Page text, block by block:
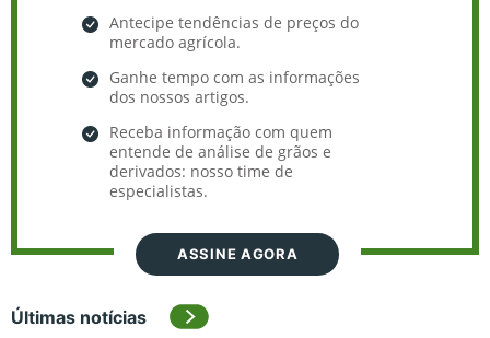
Antecipe tendências de preços do
mercado agrícola.
Ganhe tempo com as informações
dos nossos artigos.
Receba informação com quem
entende de análise de grãos e
derivados: nosso time de
especialistas.
ASSINE AGORA
Últimas notícias